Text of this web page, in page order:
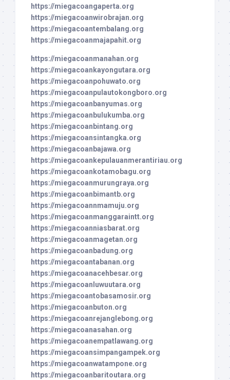
https://miegacoangaperta.org
https://miegacoanwirobrajan.org
https://miegacoantembalang.org
https://miegacoanmajapahit.org
https://miegacoanmanahan.org
https://miegacoankayongutara.org
https://miegacoanpohuwato.org
https://miegacoanpulautokongboro.org
https://miegacoanbanyumas.org
https://miegacoanbulukumba.org
https://miegacoanbintang.org
https://miegacoansintangka.org
https://miegacoanbajawa.org
https://miegacoankepulauanmerantiriau.org
https://miegacoankotamobagu.org
https://miegacoanmurungraya.org
https://miegacoanbimantb.org
https://miegacoannmamuju.org
https://miegacoanmanggaraintt.org
https://miegacoanniasbarat.org
https://miegacoanmagetan.org
https://miegacoanbadung.org
https://miegacoantabanan.org
https://miegacoanacehbesar.org
https://miegacoanluwuutara.org
https://miegacoantobasamosir.org
https://miegacoanbuton.org
https://miegacoanrejanglebong.org
https://miegacoanasahan.org
https://miegacoanempatlawang.org
https://miegacoansimpangampek.org
https://miegacoanwatampone.org
https://miegacoanbaritoutara.org